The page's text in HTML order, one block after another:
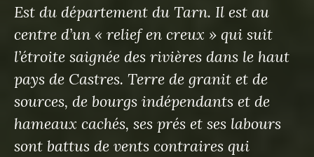
Est du département du Tarn. Il est au
centre d’un « relief en creux » qui suit
l’étroite saignée des rivières dans le haut
pays de Castres. Terre de granit et de
sources, de bourgs indépendants et de
hameaux cachés, ses prés et ses labours
sont battus de vents contraires qui